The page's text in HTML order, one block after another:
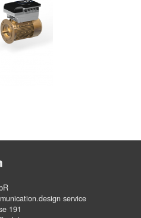
service
191